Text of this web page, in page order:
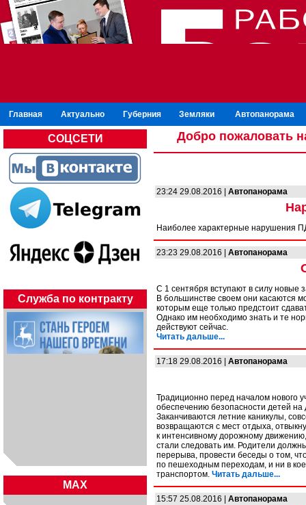
Главная Актуально Губерния Земляки Автопанорама
СОЦСЕТИ
Служба по контракту
MAX
Добро пожаловать
23:24 29.08.2016 | Автопанорама
Наиболее характерные нарушения
23:23 29.08.2016 | Автопанорама
С 1 сентября вступают в силу новые
В большинстве своем они касаются
которым еще только предстоит
Однако им необходимо знать и те
действуют сейчас.
Читать дальше...
17:18 29.08.2016 | Автопанорама
Традиционно перед началом нового
обеспечению безопасности детей на
Заканчиваются летние каникулы,
возвращаются с мест отдыха,
к интенсивному дорожному
стали следовать им. Родители
перерыва, провести беседы о том,
по пешеходным переходам, и ни в
транспортом. Читать дальше...
15:57 25.08.2016 | Автопанорама